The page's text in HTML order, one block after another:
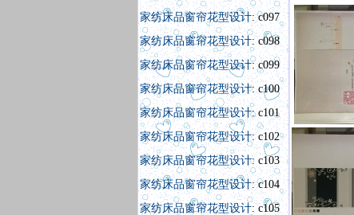
家纺床品窗帘花型设计: c097
家纺床品窗帘花型设计: c098
家纺床品窗帘花型设计: c099
家纺床品窗帘花型设计: c100
家纺床品窗帘花型设计: c101
家纺床品窗帘花型设计: c102
家纺床品窗帘花型设计: c103
家纺床品窗帘花型设计: c104
家纺床品窗帘花型设计: c105